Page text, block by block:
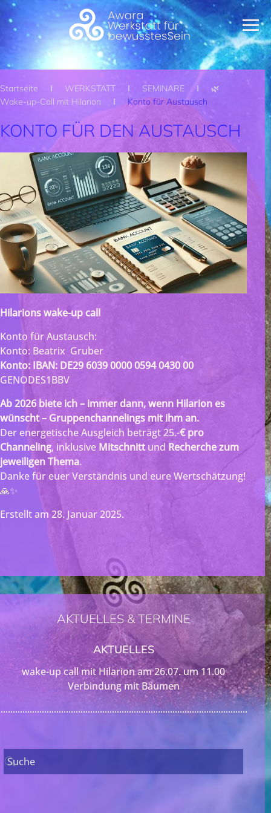
Zum Hauptinhalt springen
Startseite WERKSTATT SEMINARE
🌿
Wake-up-Call mit Hilarion
Konto für Austausch
KONTO FÜR DEN AUSTAUSCH
Hilarions wake-up call
Konto für Austausch:
Konto: Beatrix Gruber
Konto: IBAN: DE29 6039 0000 0594 0430 00
GENODES1BBV
Ab 2026 biete ich – immer dann, wenn Hilarion es
wünscht – Gruppenchannelings mit ihm an.
Der energetische Ausgleich beträgt 25.-€ pro
Channeling, inklusive Mitschnittund Recherche zum
jeweiligen Thema.
Danke für euer Verständnis und eure Wertschätzung!
🙏✨
Erstellt am 28. Januar 2025.
AKTUELLES & TERMINE
AKTUELLES
wake-up call mit Hilarion am 26.07. um 11.00
Verbindung mit Bäumen